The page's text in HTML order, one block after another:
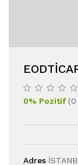
0% Pozitif(0
Adres